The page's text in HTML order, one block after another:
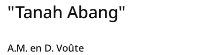
"Tanah Abang"
A.M. en D. Voûte